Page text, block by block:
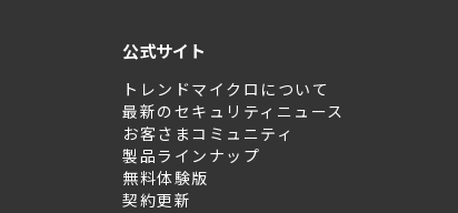
公式サイト
トレンドマイクロについて
最新のセキュリティニュース
お客さまコミュニティ
製品ラインナップ
無料体験版
契約更新